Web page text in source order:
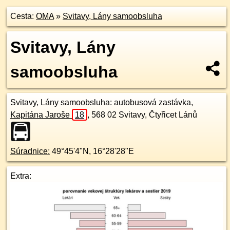
Cesta: OMA» Svitavy, Lány samoobsluha
Svitavy, Lány
samoobsluha
Svitavy, Lány samoobsluha: autobusová zastávka,
Kapitána Jaroše
18 , 568 02 Svitavy, Čtyřicet Lánů
Súradnice: 49°45'4"N , 16°28'28"E
Extra: